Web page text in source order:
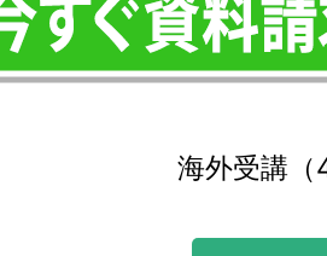
海外受講